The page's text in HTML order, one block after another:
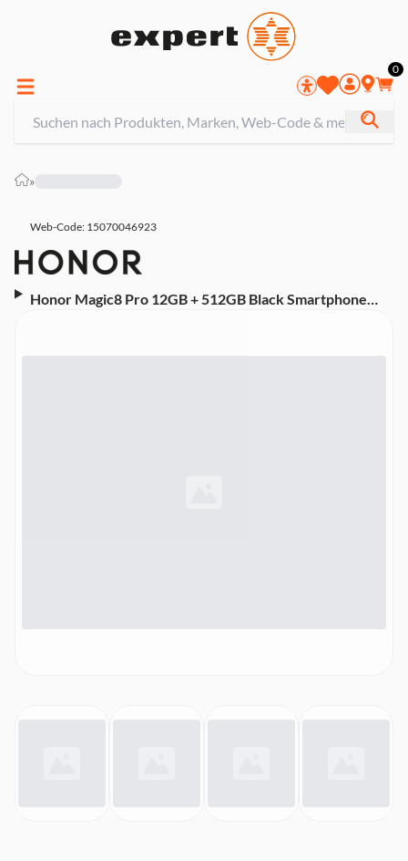
0
»
Web-Code: 15070046923
Honor Magic8 Pro 12GB + 512GB Black Smartphone